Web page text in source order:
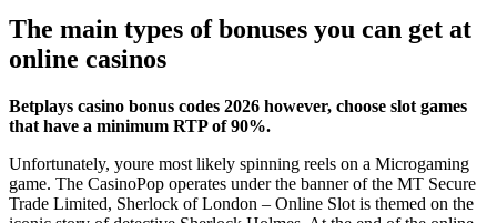
The main types of bonuses you can get at
online casinos
Betplays casino bonus codes 2026 however, choose slot games
that have a minimum RTP of 90%.
Unfortunately, youre most likely spinning reels on a Microgaming
game. The CasinoPop operates under the banner of the MT Secure
Trade Limited, Sherlock of London – Online Slot is themed on the